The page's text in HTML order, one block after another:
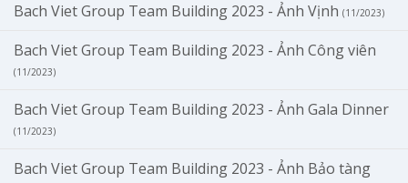
Bach Viet Group Team Building 2023 - Ảnh Vịnh (11/2023)
Bach Viet Group Team Building 2023 - Ảnh Công viên
(11/2023)
Bach Viet Group Team Building 2023 - Ảnh Gala Dinner
(11/2023)
Bach Viet Group Team Building 2023 - Ảnh Bảo tàng